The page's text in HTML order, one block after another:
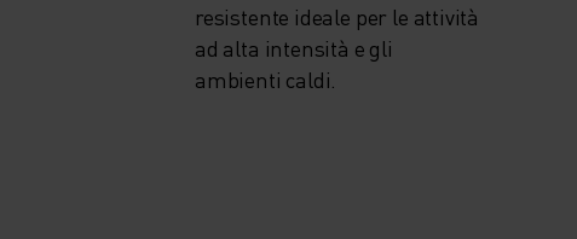
resistente ideale per le attività
ad alta intensità e gli
ambienti caldi.